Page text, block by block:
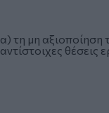
α) τη μη
αντίστοιχες θέσεις